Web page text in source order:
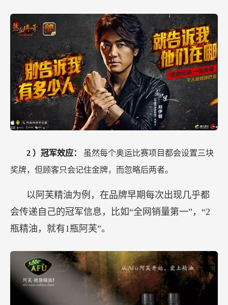
2 ）冠军效应：
虽然每个奥运比赛项目都会设置三块
奖牌，但顾客只会记住金牌，而忽略后两者。
以阿芙精油为例，在品牌早期每次出现几乎都
会传递自己的冠军信息，比如“全网销量第一”，“2
瓶精油，就有1瓶阿芙”。